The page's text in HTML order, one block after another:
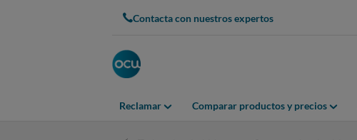
Contacta con nuestros expertos
Reclamar Comparar productos y precios